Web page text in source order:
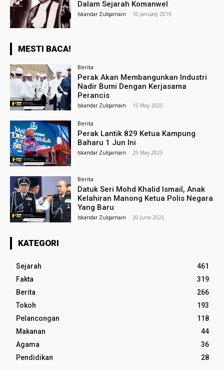
Dalam Sejarah Komanwel
Iskandar Zulqarnain - 10 January 2019
MESTI BACA!
Berita
Perak Akan Membangunkan Industri
Nadir Bumi Dengan Kerjasama
Perancis
Iskandar Zulqarnain - 15 May 2025
Berita
Perak Lantik 829 Ketua Kampung
Baharu 1 Jun Ini
Iskandar Zulqarnain - 25 May 2025
Berita
Datuk Seri Mohd Khalid Ismail, Anak
Kelahiran Manong Ketua Polis Negara
Yang Baru
Iskandar Zulqarnain - 20 June 2025
KATEGORI
Sejarah
461
Fakta
319
Berita
266
Tokoh
193
Pelancongan
118
Makanan
44
Agama
36
Pendidikan
28